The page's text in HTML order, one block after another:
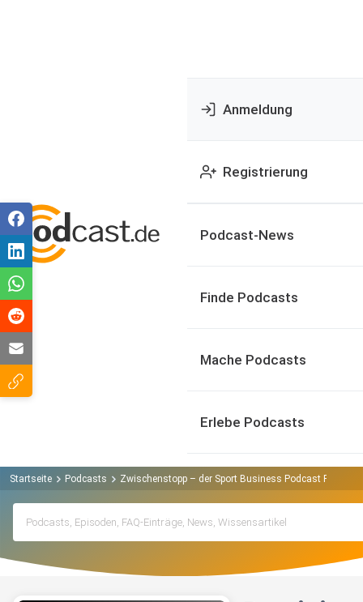
Anmeldung
Registrierung
Podcast-News
Finde Podcasts
Mache Podcasts
Erlebe Podcasts
Startseite Podcasts Zwischenstopp – der Sport Business Podcast Podcast